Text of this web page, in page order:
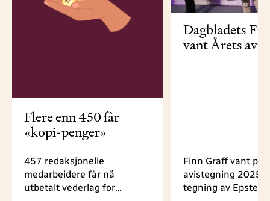
Flere enn 450 får
«kopi-penger»
457 redaksjonelle
medarbeidere får nå
utbetalt vederlag for
Dagbladets
vant Årets
Finn Graff vant
avistegning 2025
tegning av Epstein